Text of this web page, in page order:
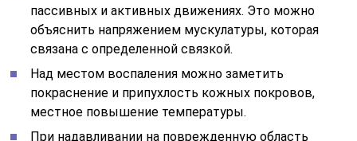
пассивных и активных движениях. Это можно
объяснить напряжением мускулатуры, которая
связана с определенной связкой.
Над местом воспаления можно заметить
покраснение и припухлость кожных покровов,
местное повышение температуры.
При надавливании на поврежденную область